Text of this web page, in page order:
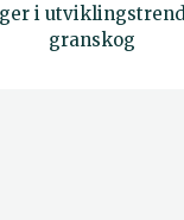
i
granskog